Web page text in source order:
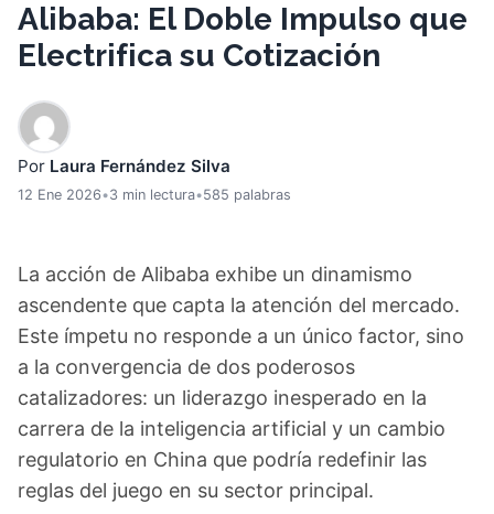
Alibaba: El Doble Impulso que
Electrifica su Cotización
Por Laura Fernández Silva
12 Ene 2026•3 min lectura•585 palabras
La acción de Alibaba exhibe un dinamismo
ascendente que capta la atención del mercado.
Este ímpetu no responde a un único factor, sino
a la convergencia de dos poderosos
catalizadores: un liderazgo inesperado en la
carrera de la inteligencia artificial y un cambio
regulatorio en China que podría redefinir las
reglas del juego en su sector principal.